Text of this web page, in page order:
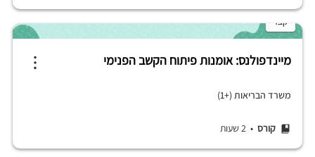
קצר
מיינדפולנס: אומנות פיתוח הקשב הפנימי
משרד הבריאות (+1)
קורס • 2 שעות